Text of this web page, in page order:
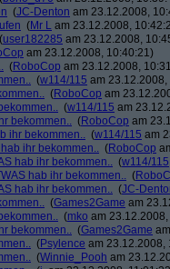
(JC-Denton am 23.12.2008,
(Mr L am 23.12.2008,
(user182285 am 23.12.2008,
am 23.12.2008, 10:40:21)
(RoboCop am 23.12.2008,
(w114/115 am
(RoboCop am
(w114/115 am
bekommen.. (RoboCop am
ihr bekommen.. (w114/115 am
ihr bekommen.. (RoboCop
hab ihr bekommen.. (w114/115
hab ihr bekommen.. (
hab ihr bekommen.. (JC-
(Games2Game am
(mko am
bekommen.. (Games2Game
(Psylence am 23.12.2008,
(Winnie_Pooh am